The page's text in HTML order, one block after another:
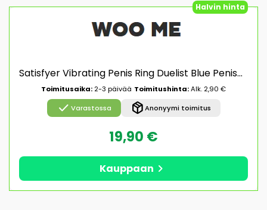
Halvin hinta
Satisfyer Vibrating Penis Ring Duelist Blue Penispäällys vibraattorilla
Toimitusaika: 2-3 päivää Toimitushinta:Alk. 2,90 €
check Varastossa package_2Anonyymi toimitus
19,90 €
Kauppaan chevron_right